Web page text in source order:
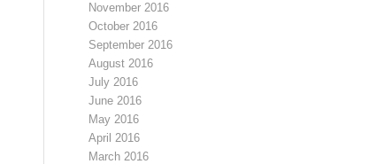
November 2016
October 2016
September 2016
August 2016
July 2016
June 2016
May 2016
April 2016
March 2016